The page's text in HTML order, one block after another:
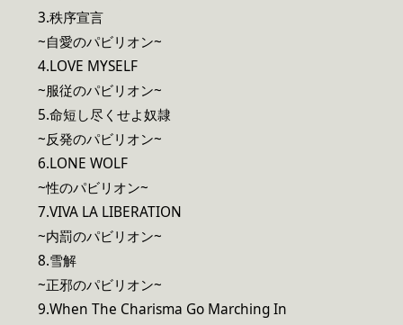
3.秩序宣言
~自愛のパビリオン~
4.LOVE MYSELF
~服従のパビリオン~
5.命短し尽くせよ奴隷
~反発のパビリオン~
6.LONE WOLF
~性のパビリオン~
7.VIVA LA LIBERATION
~内罰のパビリオン~
8.雪解
~正邪のパビリオン~
9.When The Charisma Go Marching In